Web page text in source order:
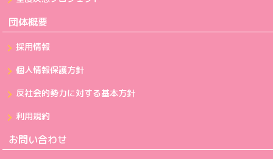
団体概要
採用情報
個人情報保護方針
反社会的勢力に対する基本方針
利用規約
お問い合わせ